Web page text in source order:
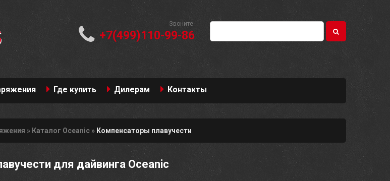
Звоните:
+7(499)110-99-86
Где купить Дилерам Контакты
» Каталог Oceanic » Компенсаторы плавучести
для дайвинга Oceanic